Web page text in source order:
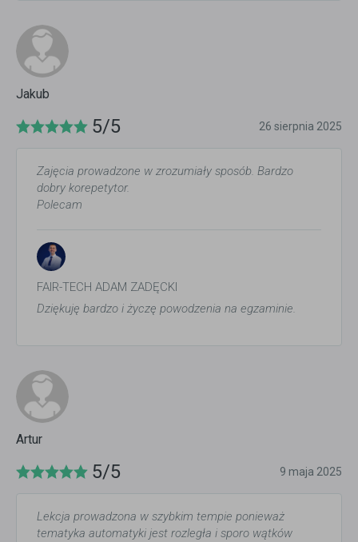
Jakub
5/5 26 sierpnia 2025
Zajęcia prowadzone w zrozumiały sposób. Bardzo
dobry korepetytor.
Polecam
FAIR-TECH ADAM ZADĘCKI
Dziękuję bardzo i życzę powodzenia na egzaminie.
Artur
5/5 9 maja 2025
Lekcja prowadzona w szybkim tempie ponieważ
tematyka automatyki jest rozległa i sporo wątków